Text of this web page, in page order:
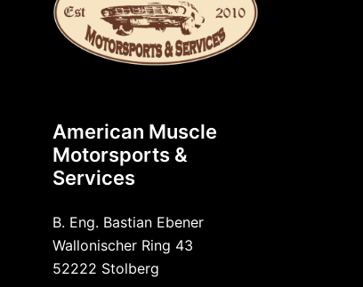
American Muscle
Motorsports &
Services
B. Eng. Bastian Ebener
Wallonischer Ring 43
52222 Stolberg